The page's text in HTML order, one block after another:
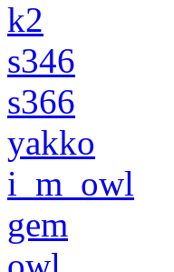
k2
s346
s366
yakko
i_m_owl
gem